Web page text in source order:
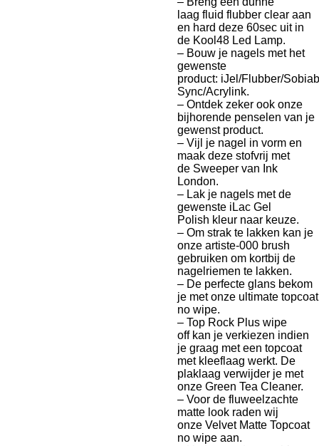
laag fluid flubber clear aan
en hard deze 60sec uit in
de Kool48 Led Lamp.
– Bouw je nagels met het
gewenste
product: iJel/Flubber/
Sync/Acrylink.
– Ontdek zeker ook onze
bijhorende penselen van je
gewenst product.
– Vijl je nagel in vorm en
maak deze stofvrij met
de Sweeper van Ink
London.
– Lak je nagels met de
gewenste iLac Gel
Polish kleur naar keuze.
– Om strak te lakken kan je
onze artiste-000 brush
gebruiken om kortbij de
nagelriemen te lakken.
– De perfecte glans bekom
je met onze ultimate topcoat
no wipe.
– Top Rock Plus wipe
off kan je verkiezen indien
je graag met een topcoat
met kleeflaag werkt. De
plaklaag verwijder je met
onze Green Tea Cleaner.
– Voor de fluweelzachte
matte look raden wij
onze Velvet Matte Topcoat
no wipe aan.